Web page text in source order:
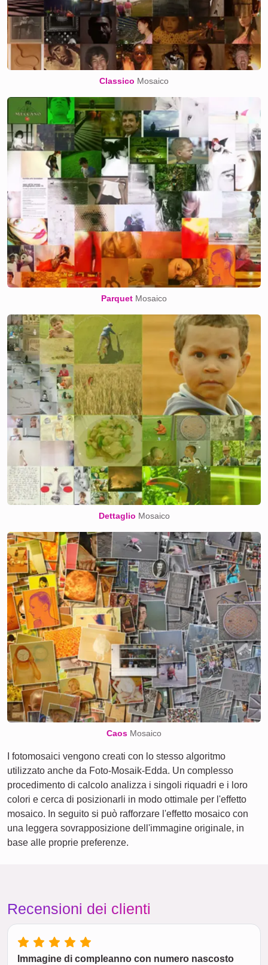
Classico Mosaico
Parquet Mosaico
Dettaglio Mosaico
Caos Mosaico
I fotomosaici vengono creati con lo stesso algoritmo
utilizzato anche da Foto-Mosaik-Edda. Un complesso
procedimento di calcolo analizza i singoli riquadri e i loro
colori e cerca di posizionarli in modo ottimale per l'effetto
mosaico. In seguito si può rafforzare l'effetto mosaico con
una leggera sovrapposizione dell'immagine originale, in
base alle proprie preferenze.
Recensioni dei clienti
Immagine di compleanno con numero nascosto